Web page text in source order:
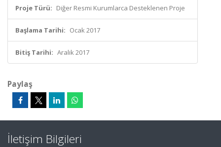
Proje Türü: Diğer Resmi Kurumlarca Desteklenen Proje
Başlama Tarihi: Ocak 2017
Bitiş Tarihi: Aralık 2017
Paylaş
İletişim Bilgileri